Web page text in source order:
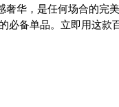
华，是任何场合的完
必备单品。立即用这款